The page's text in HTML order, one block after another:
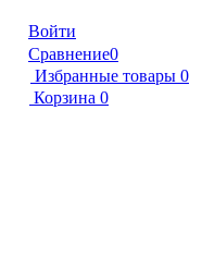
Войти
Сравнение0
Избранные товары 0
Корзина 0